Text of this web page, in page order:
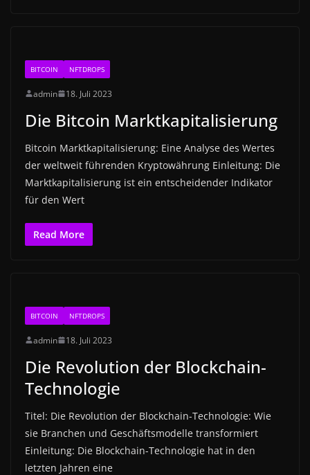
BITCOIN NFTDROPS
admin 18. Juli 2023
Die Bitcoin Marktkapitalisierung
Bitcoin Marktkapitalisierung: Eine Analyse des Wertes
der weltweit führenden Kryptowährung Einleitung: Die
Marktkapitalisierung ist ein entscheidender Indikator
für den Wert
Read More
BITCOIN NFTDROPS
admin 18. Juli 2023
Die Revolution der Blockchain-
Technologie
Titel: Die Revolution der Blockchain-Technologie: Wie
sie Branchen und Geschäftsmodelle transformiert
Einleitung: Die Blockchain-Technologie hat in den
letzten Jahren eine